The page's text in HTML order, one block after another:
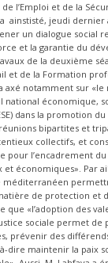
l’Emploi et de la
ainstisté, jeudi dernier
un dialogue social
et la garantie du
de la deuxième
et de la Formation
axé notamment sur «le
national économique,
dans la promotion
réunions bipartites et
collectifs, et
pour l’encadrement
et économiques». Par
méditerranéen
de protection et
que «l’adoption des
sociale permet de
prévenir des
dire maintenir la paix